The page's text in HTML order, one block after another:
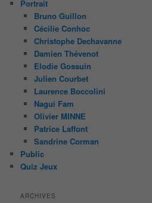
Portrait
Bruno Guillon
Cécilie Conhoc
Christophe Dechavanne
Damien Thévenot
Elodie Gossuin
Julien Courbet
Laurence Boccolini
Nagui Fam
Olivier MINNE
Patrice Laffont
Sandrine Corman
Public
Quiz Jeux
ARCHIVES